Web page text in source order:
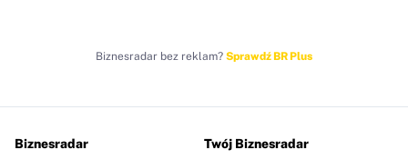
Biznesradar bez reklam? Sprawdź BR Plus
Biznesradar Twój Biznesradar